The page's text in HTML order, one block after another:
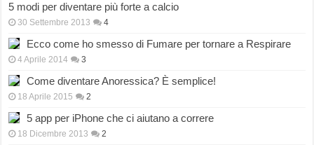
5 modi per diventare più forte a calcio
30 Settembre 2013 4
Ecco come ho smesso di Fumare per tornare a Respirare
4 Aprile 2014 3
Come diventare Anoressica? È semplice!
18 Aprile 2015 2
5 app per iPhone che ci aiutano a correre
18 Dicembre 2013 2